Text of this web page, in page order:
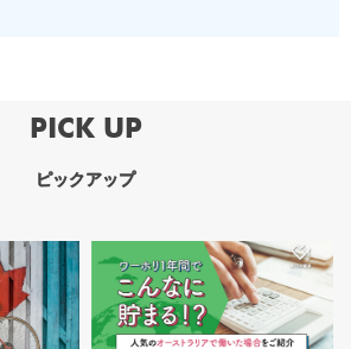
PICK UP
ピックアップ